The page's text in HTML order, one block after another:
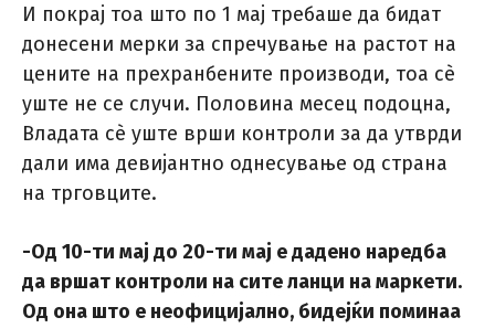
И покрај тоа што по 1 мај требаше да бидат
донесени мерки за спречување на растот на
цените на прехранбените производи, тоа сè
уште не се случи. Половина месец подоцна,
Владата сè уште врши контроли за да утврди
дали има девијантно однесување од страна
на трговците.
-Од 10-ти мај до 20-ти мај е дадено наредба
да вршат контроли на сите ланци на маркети.
Од она што е неофицијално, бидејќи поминаа